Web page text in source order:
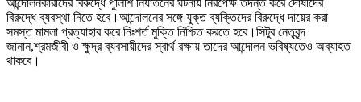
বিরুদ্ধে ব্যবস্থা নিতে হবে।আন্দোলনের সঙ্গে যুক্ত ব্যক্তিদের বিরুদ্ধে দায়ের করা
সমস্ত মামলা প্রত্যাহার করে নিঃশর্ত মুক্তি নিশ্চিত করতে হবে।সিটুর নেতৃবৃন্দ
জানান,শ্রমজীবী ও ক্ষুদ্র ব্যবসায়ীদের স্বার্থ রক্ষায় তাদের আন্দোলন ভবিষ্যতেও অব্যাহত
থাকবে।